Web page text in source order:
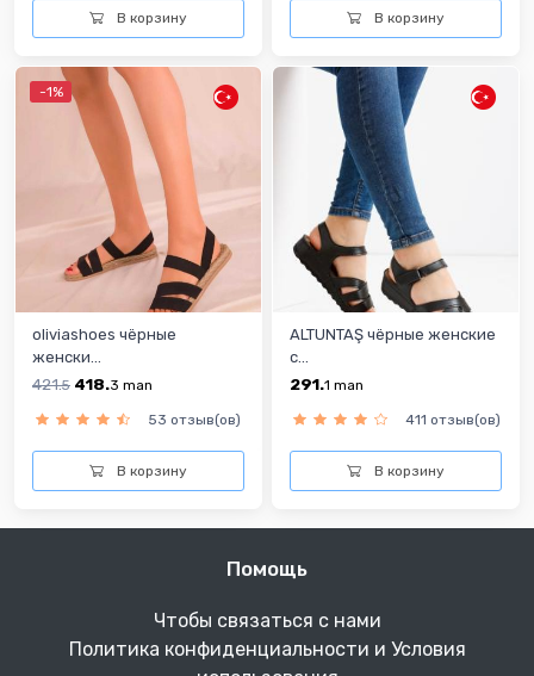
В корзину В корзину
-1%
oliviashoes чёрныe
женски...
421.5 418.3 man
53 отзыв(ов)
В корзину
ALTUNTAŞ чёрныe женскиe
с...
291.1 man
411 отзыв(ов)
В корзину
Помощь
Чтобы связаться с нами
Политика конфиденциальности и Условия